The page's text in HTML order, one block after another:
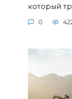
который
0